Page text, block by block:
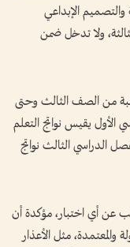
الإبداعي
ولا تدخل ضمن
من الصف الثالث وحتى
الأول يقيس نواتج التعلم
الدراسي الثالث نواتج
عن أي اختبار، مؤكدة أن
والمعتمدة، مثل الأعذار